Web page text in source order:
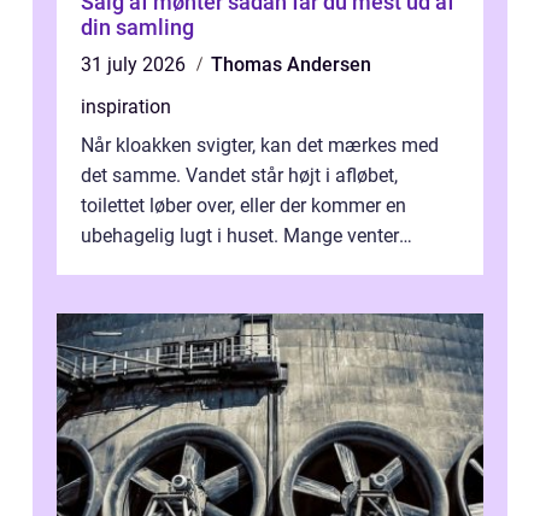
din samling
31 july 2026
Thomas Andersen
inspiration
Når kloakken svigter, kan det mærkes med
det samme. Vandet står højt i afløbet,
toilettet løber over, eller der kommer en
ubehagelig lugt i huset. Mange venter